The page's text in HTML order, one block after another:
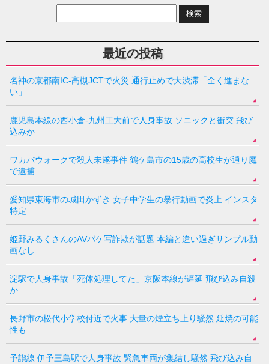
最近の投稿
名神の京都南IC-高槻JCTで火災 通行止めで大渋滞「全く進まな
い」
鹿児島本線の西小倉-九州工大前で人身事故 ソニックと衝突 飛び
込みか
ワカバウォークで殺人未遂事件 鶴ケ島市の15歳の高校生が通り魔
で逮捕
愛知県東海市の城田かずき 女子中学生の暴行動画で炎上 インスタ
特定
姫野みるくさんのAVパケ写詐欺が話題 本編と違い過ぎサンプル動
画なし
淀駅で人身事故「死体処理してた」京阪本線が遅延 飛び込み自殺
か
長野市の松代小学校付近で火事 大量の煙立ち上り騒然 延焼の可能
性も
予讃線 伊予三島駅で人身事故 緊急車両が集結し騒然 飛び込み自